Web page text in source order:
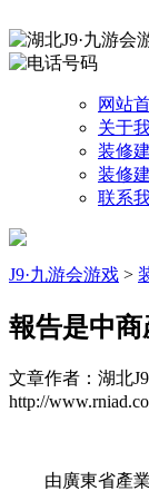
网站
关于
装修
装修
联系
J9·九游会游戏 >
報告是中
文章作者：湖北
http://
由廣東省產業